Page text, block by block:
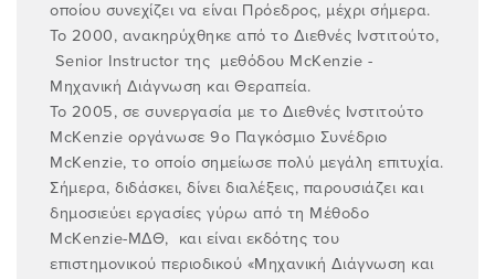
οποίου συνεχίζει να είναι Πρόεδρος, μέχρι σήμερα.
Το 2000, ανακηρύχθηκε από το Διεθνές Ινστιτούτο,
Senior Instructor της μεθόδου McKenzie -
Μηχανική Διάγνωση και Θεραπεία.
Το 2005, σε συνεργασία με το Διεθνές Ινστιτούτο
McKenzie οργάνωσε 9ο Παγκόσμιο Συνέδριο
McKenzie, το οποίο σημείωσε πολύ μεγάλη επιτυχία.
Σήμερα, διδάσκει, δίνει διαλέξεις, παρουσιάζει και
δημοσιεύει εργασίες γύρω από τη Μέθοδο
McKenzie-ΜΔΘ, και είναι εκδότης του
επιστημονικού περιοδικού «Μηχανική Διάγνωση και